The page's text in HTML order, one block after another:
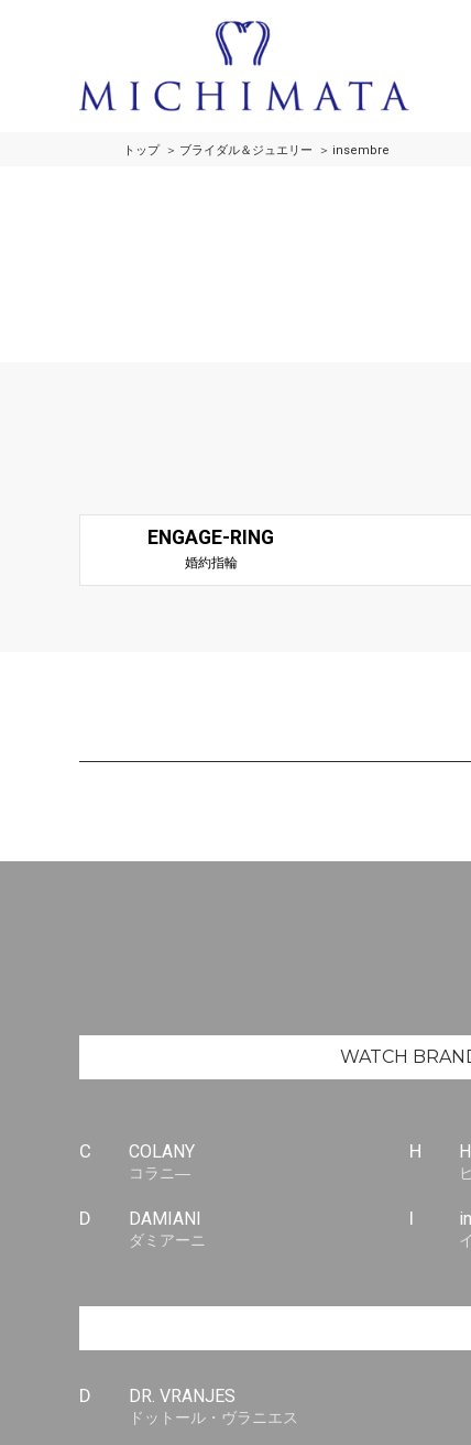
トップ ブライダル＆ジュエリー insembre
ENGAGE-RING
婚約指輪
WATCH
C COLANY
コラニ―
D DAMIANI
ダミアーニ
H
I
D DR. VRANJES
ドットール・ヴラニエス